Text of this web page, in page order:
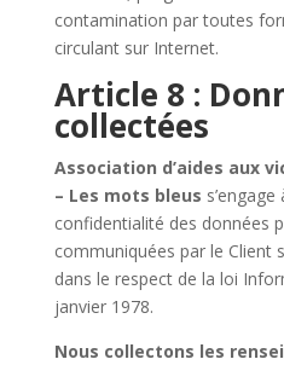
contamination par toutes
circulant sur Internet.
Article 8 :
collectées
Association d’aides aux
– Les mots bleus
confidentialité des données
communiquées par le Client
dans le respect de la loi
janvier 1978.
Nous collectons les